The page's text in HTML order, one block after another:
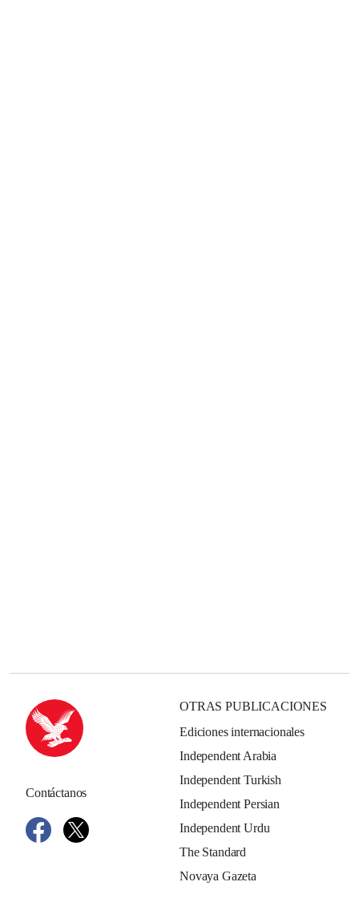
Contáctanos
OTRAS PUBLICACIONES
Ediciones internacionales
Independent Arabia
Independent Turkish
Independent Persian
Independent Urdu
The Standard
Novaya Gazeta